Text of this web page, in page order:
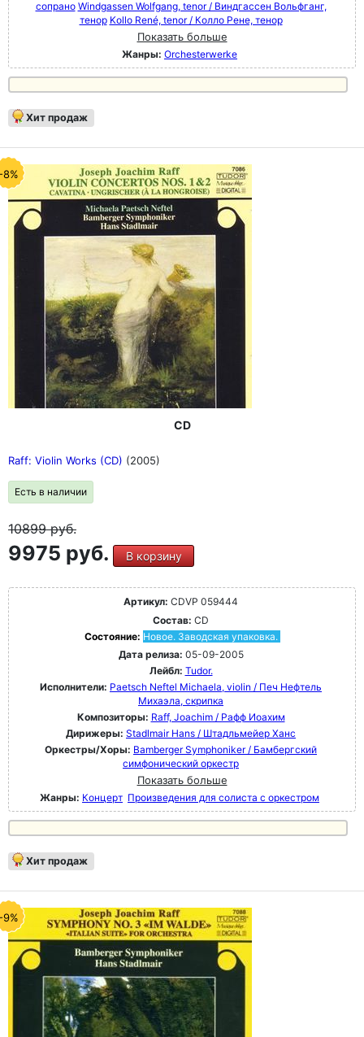
сопрано Windgassen Wolfgang, tenor / Виндгассен Вольфганг,
тенор Kollo René, tenor / Колло Рене, тенор
Показать больше
Жанры: Orchesterwerke
Хит продаж
8%
CD
Raff: Violin Works (CD) (2005)
Есть в наличии
10899руб.
9975 руб. В корзину
Артикул: CDVP 059444
Состав: CD
Состояние: Новое. Заводская упаковка.
Дата релиза: 05-09-2005
Лейбл: Tudor.
Исполнители: Paetsch Neftel Michaela, violin / Печ Нефтель
Михаэла, скрипка
Композиторы: Raff, Joachim / Рафф Иоахим
Дирижеры: Stadlmair Hans / Штадльмейер Ханс
Оркестры/Хоры: Bamberger Symphoniker / Бамбергский
симфонический оркестр
Показать больше
Жанры: Концерт Произведения для солиста с оркестром
Хит продаж
9%